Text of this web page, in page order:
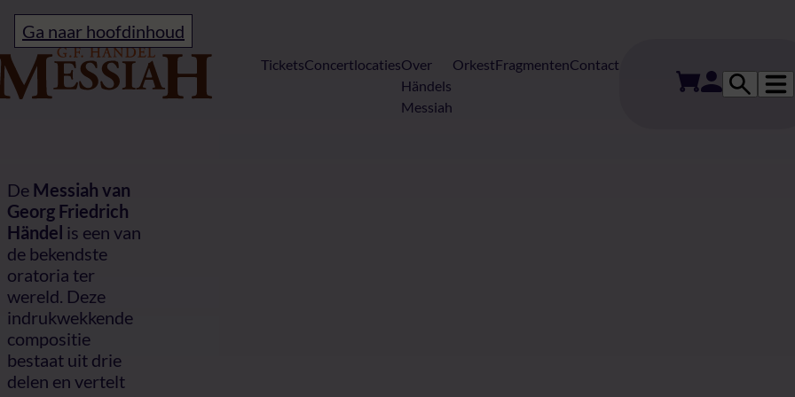
Ga naar hoofdinhoud
Home
TicketsConcertlocatiesOver
Händels
Messiah
OrkestFragmentenContact
Waar gaat de Messiah van
De Messiah van
Georg Friedrich
Händel is een van
de bekendste
oratoria ter
wereld. Deze
indrukwekkende
compositie
bestaat uit drie
delen en vertelt